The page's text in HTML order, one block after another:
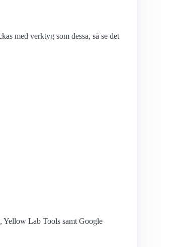
med verktyg som dessa, så se det
Yellow Lab Tools samt Google